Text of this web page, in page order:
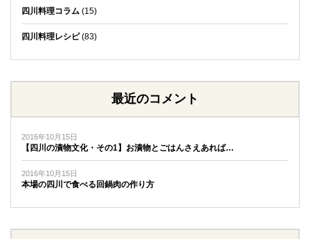
四川料理コラム (15)
四川料理レシピ(83)
最近のコメント
2016年10月15日
【四川の漬物文化・その1】お漬物とごはんさえあれば…
2016年10月15日
本場の四川で食べる回鍋肉の作り方